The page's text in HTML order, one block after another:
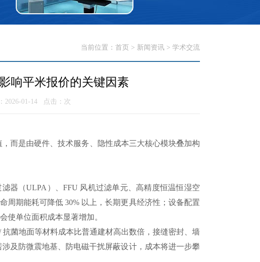
当前位置： 首页 > 新闻资讯 > 学术交流
响平米报价的关键因素
01-14 点击： 次
而是由硬件、技术服务、隐性成本三大核心模块叠加构
器（ULPA）、FFU 风机过滤单元、高精度恒温恒湿空
周期能耗可降低 30% 以上，长期更具经济性；设备配置
使单位面积成本显著增加。
菌地面等材料成本比普通建材高出数倍，接缝密封、墙
及防微震地基、防电磁干扰屏蔽设计，成本将进一步攀